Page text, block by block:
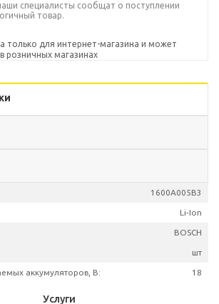
специалисты сообщат о поступлении
товар.
только для интернет-магазина и может
розничных магазинах